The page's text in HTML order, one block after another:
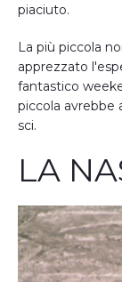
piaciuto.
La più piccola
apprezzato
fantastico
piccola avrebbe
sci.
LA